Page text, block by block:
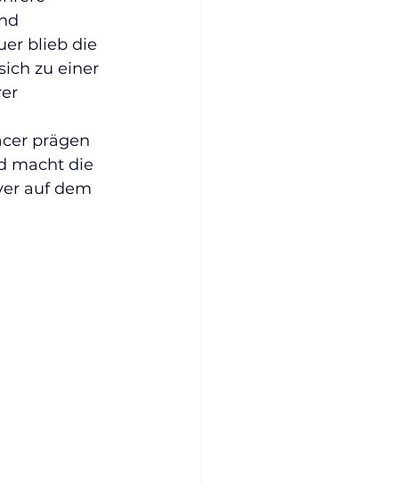
blieb die
zu einer
prägen
macht die
auf dem